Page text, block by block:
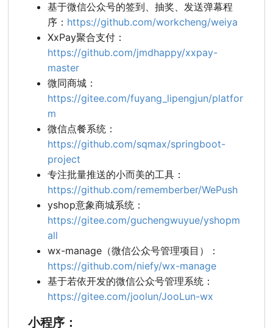
基于微信公众号的签到、抽奖、发送弹幕程
序： https://github.com/workcheng/weiya
XxPay聚合支付：
https://github.com/jmdhappy/xxpay-
master
微同商城：
https://gitee.com/fuyang_lipengjun/platfor
m
微信点餐系统：
https://github.com/sqmax/springboot-
project
专注批量推送的小而美的工具：
https://github.com/rememberber/WePush
yshop意象商城系统：
https://gitee.com/guchengwuyue/yshopm
all
wx-manage（微信公众号管理项目）：
https://github.com/niefy/wx-manage
基于若依开发的微信公众号管理系统：
https://gitee.com/joolun/JooLun-wx
小程序：